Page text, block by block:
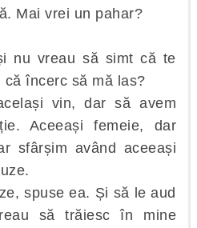
Mai vrei un pahar?
nu vreau să simt că te
încerc să mă las?
vin, dar să avem
Aceeași femeie, dar
sfârșim având aceeași
spuse ea. Și să le aud
să trăiesc în mine